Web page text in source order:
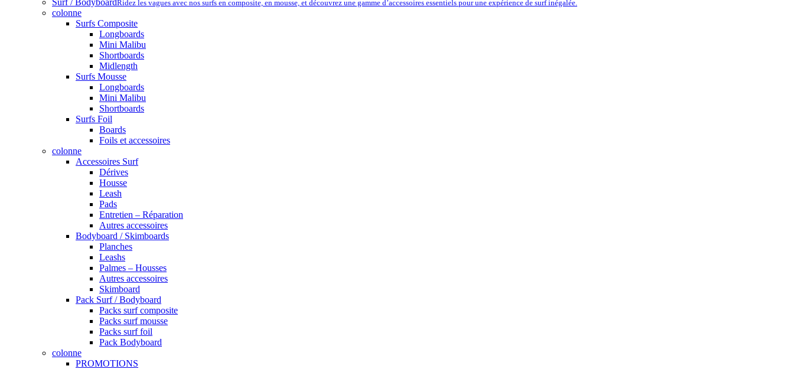
Surf / BodyboardRidez les vagues avec nos surfs en composite, en mousse, et découvrez une gamme d’accessoires essentiels pour une expérience de surf inégalée.
colonne
Surfs Composite
Longboards
Mini Malibu
Shortboards
Midlength
Surfs Mousse
Longboards
Mini Malibu
Shortboards
Surfs Foil
Boards
Foils et accessoires
colonne
Accessoires Surf
Dérives
Housse
Leash
Pads
Entretien – Réparation
Autres accessoires
Bodyboard / Skimboards
Planches
Leashs
Palmes – Housses
Autres accessoires
Skimboard
Pack Surf / Bodyboard
Packs surf composite
Packs surf mousse
Packs surf foil
Pack Bodyboard
colonne
PROMOTIONS